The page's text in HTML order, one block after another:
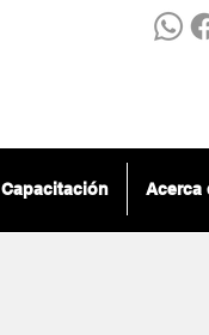
Capacitación Acerca